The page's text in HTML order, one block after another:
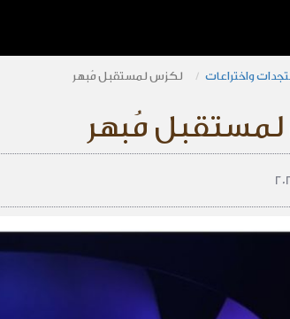
واختراعات لكزس لمستقبل مُبهر
مُبهر